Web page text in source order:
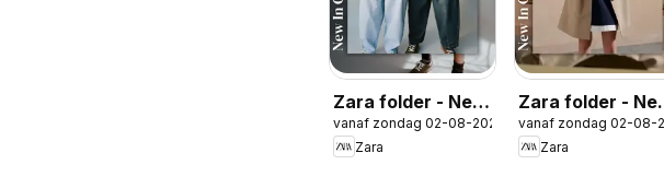
Zara folder - New
in Boys
vanaf zondag 02-08-2026
Zara
Zara folder -
in Girls
vanaf zondag 02-08-
Zara